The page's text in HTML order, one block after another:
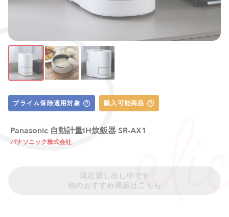
プライム保険適用対象 購入可能商品
Panasonic 自動計量IH炊飯器 SR-AX1
パナソニック株式会社
現在貸し出し中です
他のおすすめ商品はこちら